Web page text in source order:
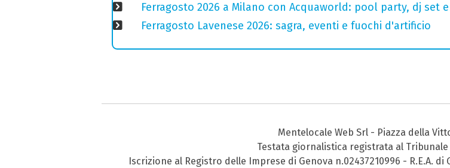
Ferragosto 2026 a Milano con Acquaworld: pool party, dj set
Ferragosto Lavenese 2026: sagra, eventi e fuochi d'artificio
Mentelocale Web Srl - Piazza della
Testata giornalistica registrata al Tribunale
Iscrizione al Registro delle Imprese di Genova n.02437210996 - R.E.A. di